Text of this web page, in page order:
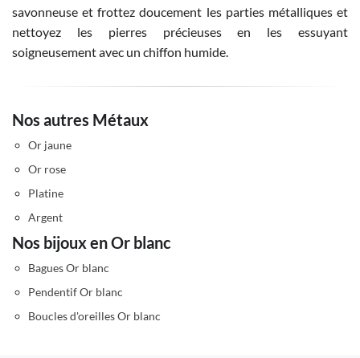
savonneuse et frottez doucement les parties métalliques et
nettoyez les pierres précieuses en les essuyant
soigneusement avec un chiffon humide.
Nos autres Métaux
Or jaune
Or rose
Platine
Argent
Nos bijoux en Or blanc
Bagues Or blanc
Pendentif Or blanc
Boucles d'oreilles Or blanc